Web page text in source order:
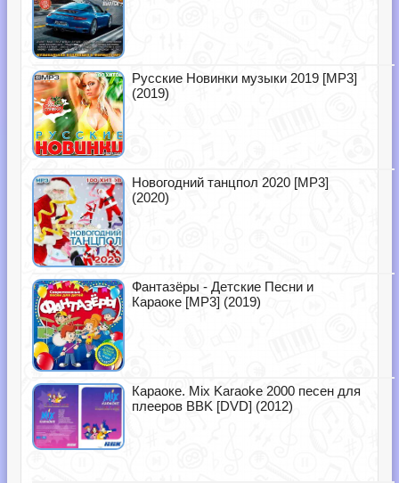
Русские Новинки музыки 2019 [MP3]
(2019)
Новогодний танцпол 2020 [MP3]
(2020)
Фантазёры - Детские Песни и
Караоке [MP3] (2019)
Караоке. Mix Karaoke 2000 песен для
плееров BBK [DVD] (2012)